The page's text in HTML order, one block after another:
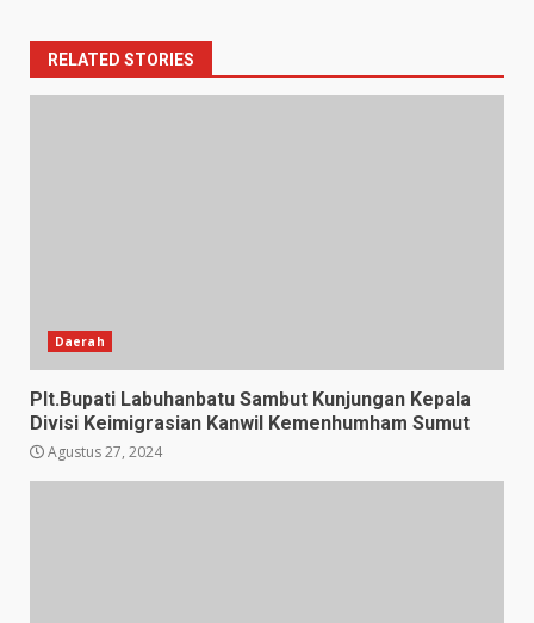
RELATED STORIES
Daerah
Plt.Bupati Labuhanbatu Sambut Kunjungan Kepala
Divisi Keimigrasian Kanwil Kemenhumham Sumut
Agustus 27, 2024